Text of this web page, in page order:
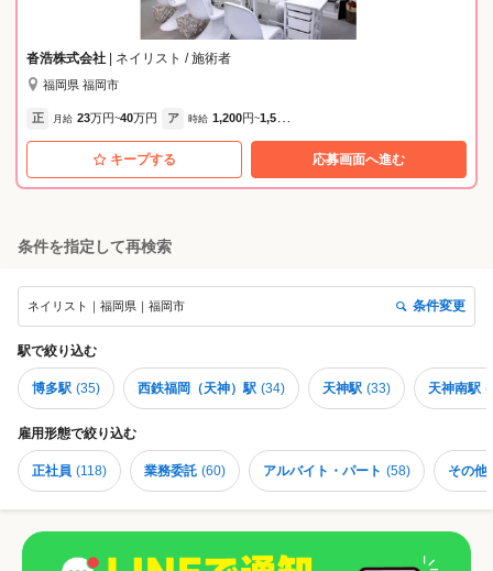
沓浩株式会社 | ネイリスト / 施術者
福岡県 福岡市
正 月給 23万円~40万円 ア 時給 1,200円~1,500
キープする 応募画面へ進む
条件を指定して再検索
ネイリスト｜福岡県｜福岡市 条件変更
駅で絞り込む
博多駅 (35) 西鉄福岡（天神）駅 (34) 天神駅 (33) 天神南駅 (
雇用形態で絞り込む
正社員 (118) 業務委託 (60) アルバイト・パート (58) その他